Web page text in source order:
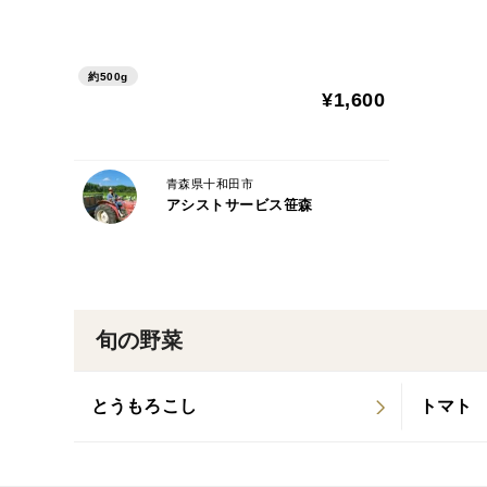
旬の野菜
とうもろこし トマト
約500g
¥1,600
青森県十和田市
アシストサービス笹森